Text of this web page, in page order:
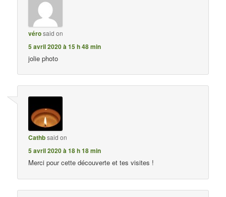
vérosaid on
5 avril 2020 à 15 h 48 min
jolie photo
Cathbsaid on
5 avril 2020 à 18 h 18 min
Merci pour cette découverte et tes visites !